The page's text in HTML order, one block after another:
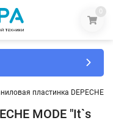
0
пластинка DEPECHE
MODE "It`s